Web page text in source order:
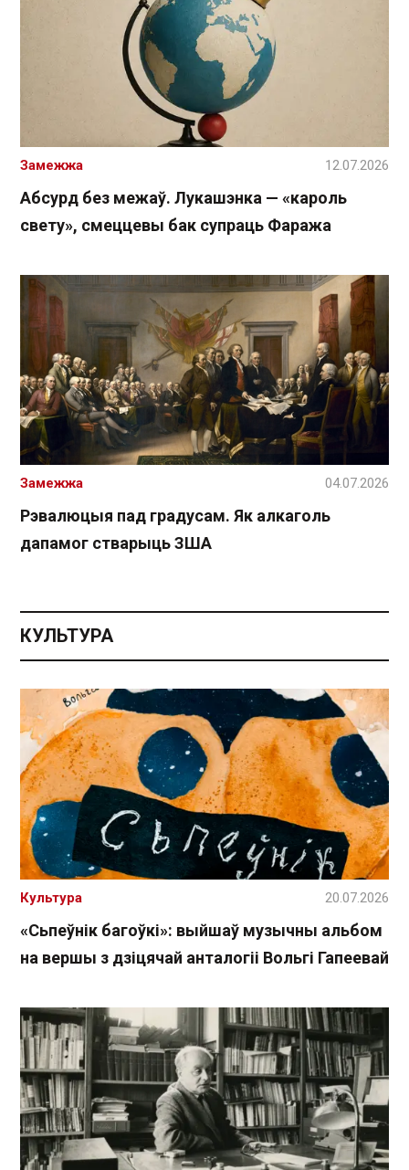
Абсурд без межаў. Лукашэнка — «кароль
свету», смеццевы бак супраць Фаража
Замежжа 12.07.2026
Рэвалюцыя пад градусам. Як алкаголь
дапамог стварыць ЗША
Замежжа 04.07.2026
КУЛЬТУРА
«Сьпеўнік багоўкі»: выйшаў музычны альбом
на вершы з дзіцячай анталогіі Вольгі Гапеевай
Культура 20.07.2026